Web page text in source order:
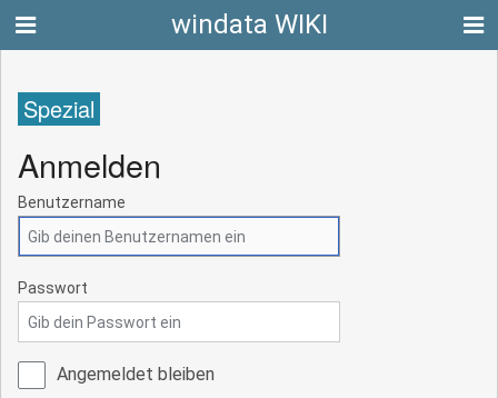
windata WIKI
Spezial
Anmelden
Benutzername
Passwort
Angemeldet bleiben